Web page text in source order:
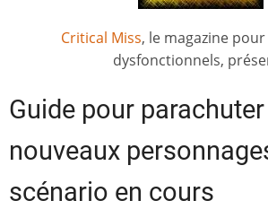
Critical Miss, le magazine
dysfonctionnels,
Guide pour
nouveaux
scénario en cours